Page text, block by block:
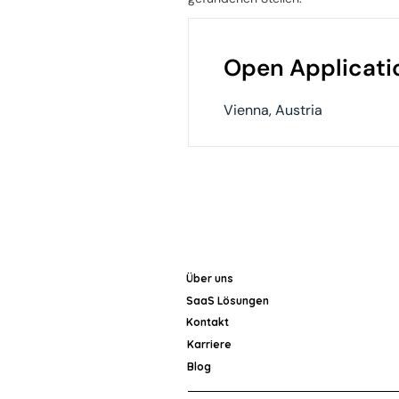
Open
Vienna, Austria
Über uns
SaaS Lösungen
Kontakt
Karriere
Blog